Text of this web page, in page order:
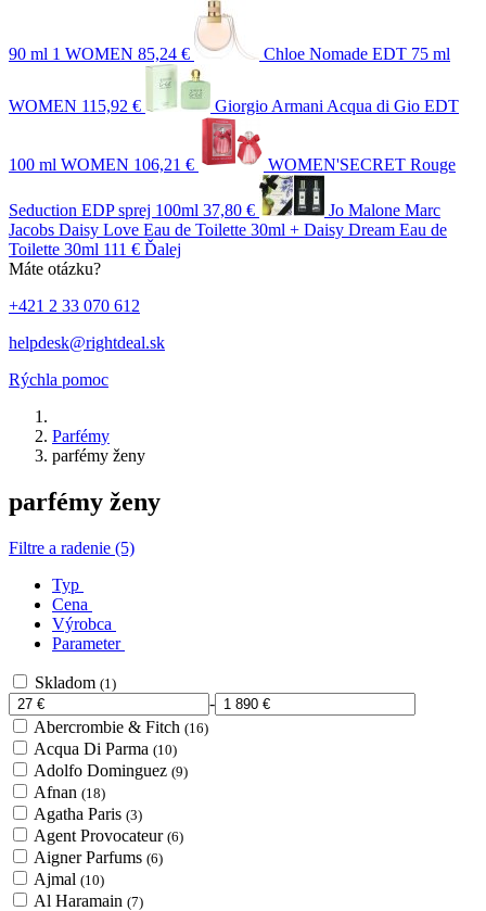
90 ml 1 WOMEN 85,24 € Chloe Nomade EDT 75 ml
WOMEN 115,92 € Giorgio Armani Acqua di Gio EDT
100 ml WOMEN 106,21 € WOMEN'SECRET Rouge
Seduction EDP sprej 100ml 37,80 €
Jo Malone Marc
Jacobs Daisy Love Eau de Toilette 30ml + Daisy Dream Eau de
Toilette 30ml 111 € Ďalej
Máte otázku?
+421 2 33 070 612
helpdesk@rightdeal.sk
Rýchla pomoc
Parfémy
parfémy ženy
parfémy ženy
Filtre a radenie (5)
Typ
Cena
Výrobca
Parameter
Skladom (1)
-
Abercrombie & Fitch (16)
Acqua Di Parma (10)
Adolfo Dominguez (9)
Afnan (18)
Agatha Paris (3)
Agent Provocateur (6)
Aigner Parfums (6)
Ajmal (10)
Al Haramain (7)